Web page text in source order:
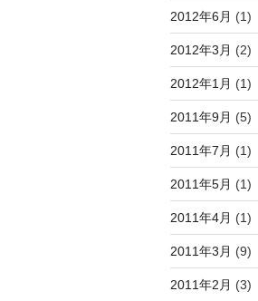
2012年6月 (1)
2012年3月 (2)
2012年1月 (1)
2011年9月 (5)
2011年7月 (1)
2011年5月 (1)
2011年4月 (1)
2011年3月 (9)
2011年2月 (3)